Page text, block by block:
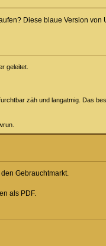
Diese blaue Version
geleitet.
zäh und langatmig. Das
Gebrauchtmarkt.
als PDF.